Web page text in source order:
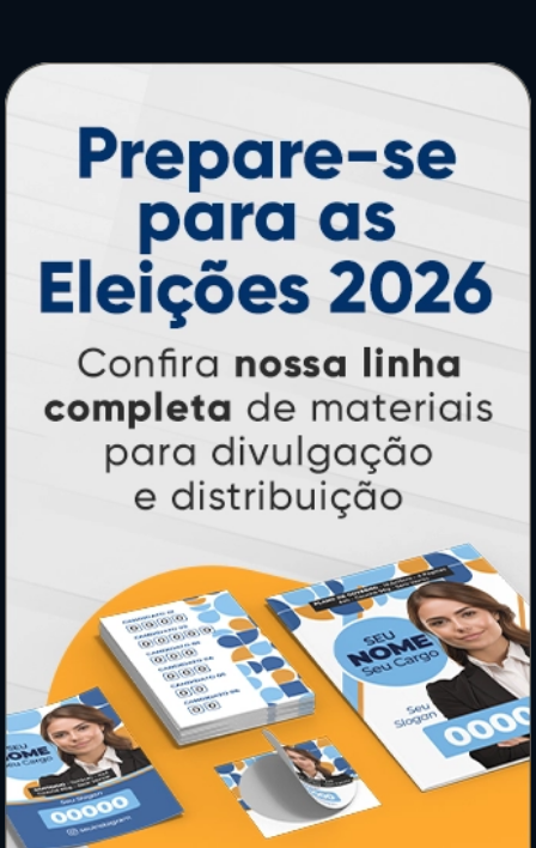
Adesivos
Cartão de Visita
Folder, Flyer e Panfleto
Banners e Lonas
Calendários 2027
* Pagamento com cartão de crédito terá valor adicional.
** Pagamentos a prazo poderão ter acréscimo.
*** Nota fiscal sujeita a emissão de acordo com prestador de
serviço, conforme legislação pertinente.